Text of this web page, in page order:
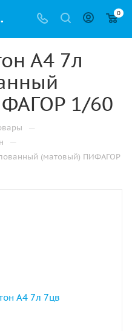
в розницу в Казани 0
А4 7л
1/60
—
—
(матовый) ПИФАГОР